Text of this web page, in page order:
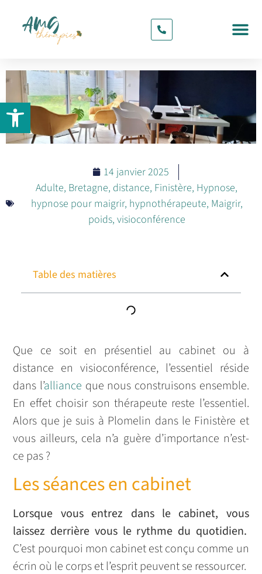
Ouvrir la barre d’outils
14 janvier 2025
Adulte, Bretagne, distance, Finistère, Hypnose,
hypnose pour maigrir, hypnothérapeute, Maigrir,
poids, visioconférence
Table des matières
Que ce soit en présentiel au cabinet ou à
distance en visioconférence, l’essentiel réside
dans l’alliance que nous construisons ensemble.
En effet choisir son thérapeute reste l’essentiel.
Alors que je suis à Plomelin dans le Finistère et
vous ailleurs, cela n’a guère d’importance n’est-
ce pas ?
Les séances en cabinet
Lorsque vous entrez dans le cabinet, vous
laissez derrière vous le rythme du quotidien.
C’est pourquoi mon cabinet est conçu comme un
écrin où le corps et l’esprit peuvent se ressourcer.